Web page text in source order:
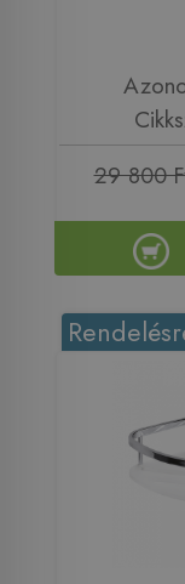
29 800